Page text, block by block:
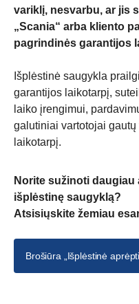
variklį, nesvarbu, ar jis
„Scania“ arba kliento
pagrindinės garantijos
Išplėstinė saugykla
garantijos laikotarpį,
laiko įrengimui,
galutiniai vartotojai
laikotarpį.
Norite sužinoti
išplėstinę saugyklą?
Atsisiųskite žemiau
Brošiūra „Išplėstinė